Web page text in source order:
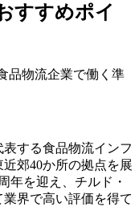
すすめポイ
品物流企業で働く準
する食品物流インフ
郊40か所の拠点を展
年を迎え、チルド・
界で高い評価を得て